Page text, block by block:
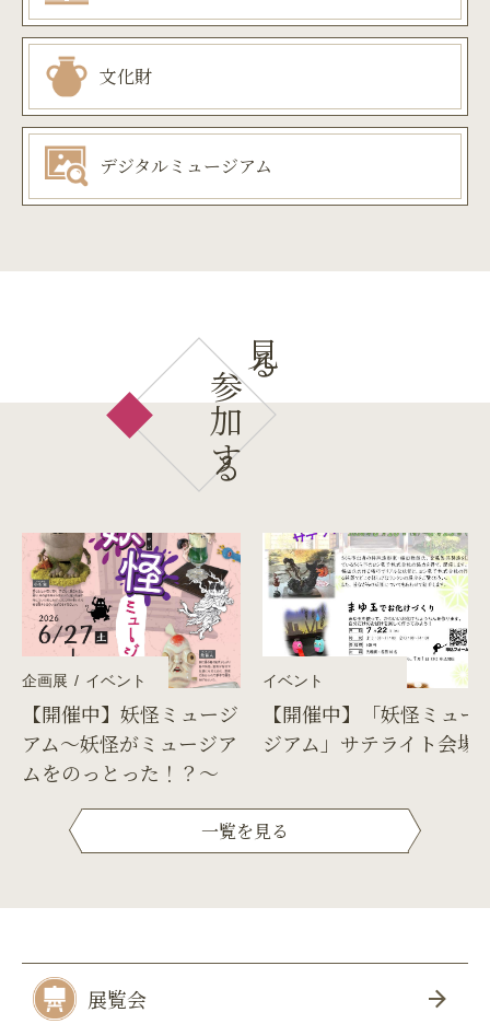
文化財
デジタルミュージアム
見る
参加する
一覧を見る
企画展 イベント
【開催中】妖怪ミュージ
アム～妖怪がミュージア
ムをのっとった！？～
イベント
【開催中】「妖怪ミュー
ジアム」サテライト会場
展覧会